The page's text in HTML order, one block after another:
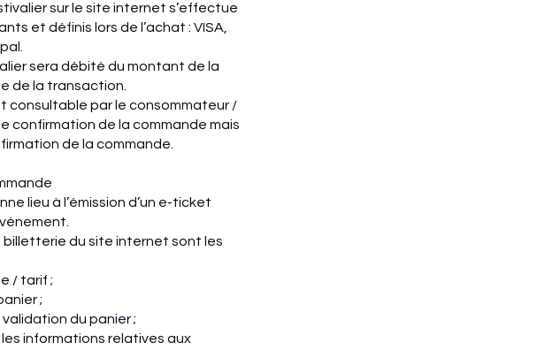
sur le site internet s’effectue
et définis lors de l’achat : VISA,
sera débité du montant de la
de la transaction.
consultable par le consommateur /
confirmation de la commande mais
de la commande.
lieu à l’émission d’un e-ticket
billetterie du site internet sont les
/ tarif ;
;
du panier ;
informations relatives aux